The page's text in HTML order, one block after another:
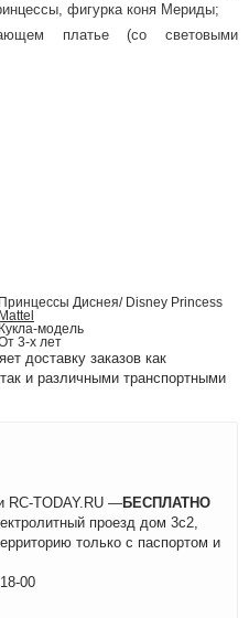
фигурка коня Мериды;
платье (со световыми
Принцессы Диснея/ Disney Princess
Mattel
Кукла-модель
3-х лет
доставку заказов как
и различными транспортными
RC-TODAY.RU —БЕСПЛАТНО
проезд дом 3с2,
только с паспортом и
00